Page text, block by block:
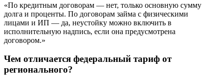
«По кредитным договорам — нет, только основную сумму
долга и проценты. По договорам займа с физическими
лицами и ИП — да, неустойку можно включить в
исполнительную надпись, если она предусмотрена
договором.»
Чем отличается федеральный тариф от
регионального?